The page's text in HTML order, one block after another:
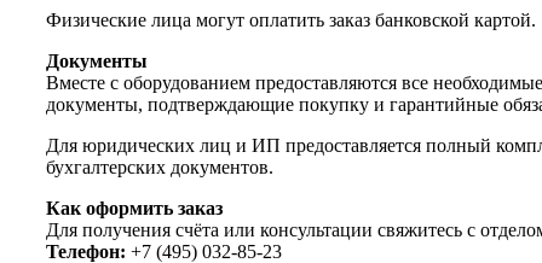
Физические лица могут оплатить заказ банковской картой.
Документы
Вместе с оборудованием предоставляются все необходимые
документы, подтверждающие покупку и гарантийные
Для юридических лиц и ИП предоставляется полный
бухгалтерских документов.
Как оформить заказ
Для получения счёта или консультации свяжитесь с
Телефон: +7 (495) 032-85-23